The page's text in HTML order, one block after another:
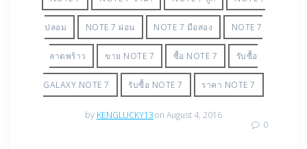
ปลอม NOTE 7 ผ่อน NOTE 7 มือสอง NOTE 7
ลาดพร้าว ขาย NOTE 7 ซื้อ NOTE 7 รับซื้อ
GALAXY NOTE 7 รับซื้อ NOTE 7 ราคา NOTE 7
by KENGLUCKY13on August 4, 2016
0